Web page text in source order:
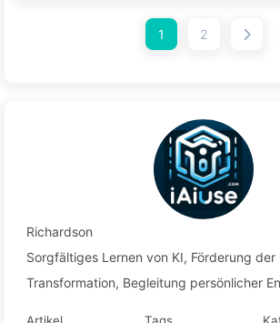
Zukunft. ⚡ Eine Datenbank ist wie ein
Opportunitätskosten eines falschen Modells. In
heutigen KI-Zeit ist de ...
1 2
Richardson
Sorgfältiges Lernen von KI, Förderung
Transformation, Begleitung persönlicher